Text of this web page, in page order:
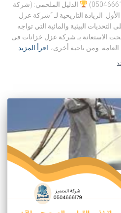
الدليل الملحمي: (شركة
الريادة التاريخية لـ “شركة عزل
البيئية والمائية التي تواجه
الاستعانة بـ شركة عزل خزانات فى
ومن ناحية أخرى، اقرأ المزيد